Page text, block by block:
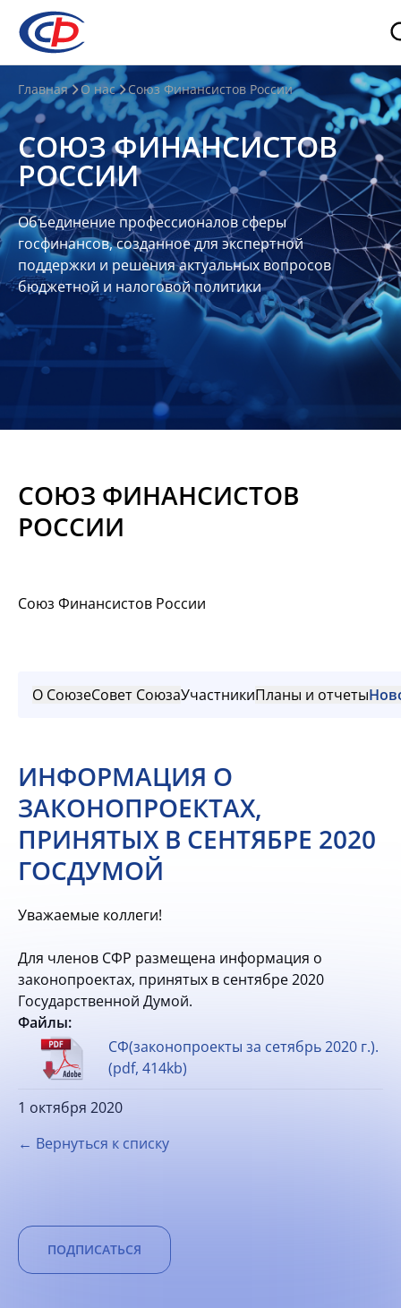
О
нас
О
СФР
Совет
Союза
Участники
Планы
отчеты
Контакты
Материалы
Главная О нас Союз Финансистов России
СОЮЗ ФИНАНСИСТОВ
РОССИИ
Объединение профессионалов сферы
госфинансов, созданное для экспертной
поддержки и решения актуальных вопросов
бюджетной и налоговой политики
СОЮЗ ФИНАНСИСТОВ
РОССИИ
Союз Финансистов России
О СоюзеСовет СоюзаУчастникиПланы и отчеты
ИНФОРМАЦИЯ О
ЗАКОНОПРОЕКТАХ,
ПРИНЯТЫХ В СЕНТЯБРЕ 2020
ГОСДУМОЙ
Уважаемые коллеги!
Для членов СФР размещена информация о
законопроектах, принятых в сентябре 2020
Государственной Думой.
Файлы:
СФ(законопроекты за сетябрь 2020 г.).
(pdf, 414kb)
1 октября 2020
← Вернуться к списку
ПОДПИСАТЬСЯ